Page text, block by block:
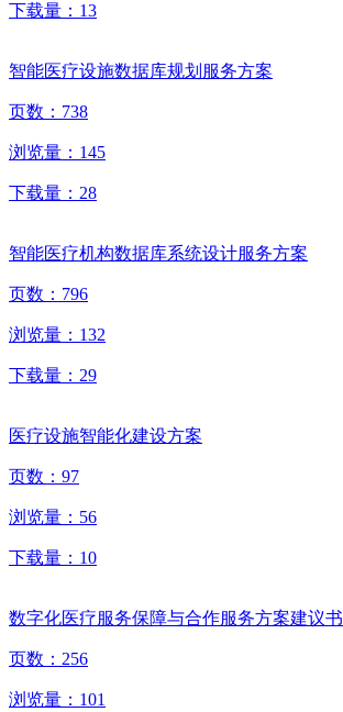
下载量： 13
智能医疗设施数据库规划服务方案
页数： 738
浏览量： 145
下载量： 28
智能医疗机构数据库系统设计服务方案
页数： 796
浏览量： 132
下载量： 29
医疗设施智能化建设方案
页数： 97
浏览量： 56
下载量： 10
数字化医疗服务保障与合作服务方案建议书
页数： 256
浏览量： 101